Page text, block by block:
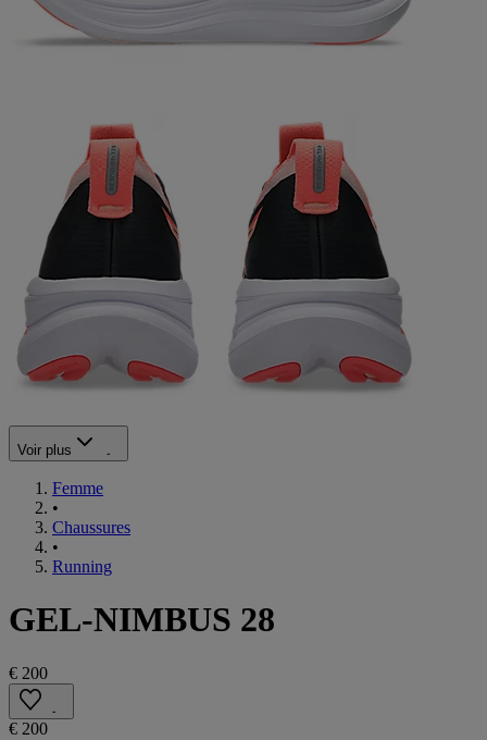
Voir plus
Femme
•
Chaussures
•
Running
GEL-NIMBUS 28
€ 200
€ 200